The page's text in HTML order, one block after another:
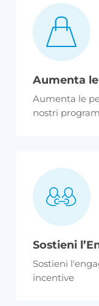
Aumenta
Aumenta le
nostri
Sostieni
Sostieni
incentive